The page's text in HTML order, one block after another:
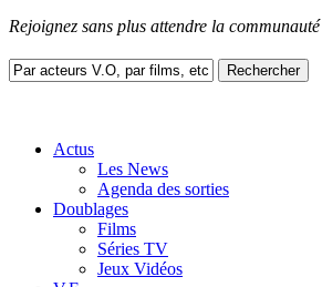
Rejoignez sans plus attendre la communauté
Actus
Les News
Agenda des sorties
Doublages
Films
Séries TV
Jeux Vidéos